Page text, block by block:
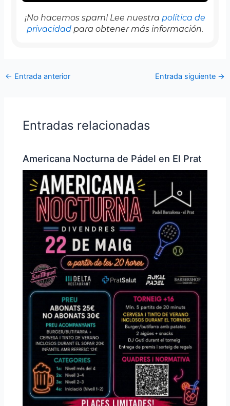
¡No hacemos spam! Lee nuestra política de
privacidad para obtener más información.
← Entrada anterior Entrada siguiente →
Entradas relacionadas
Americana Nocturna de Pádel en El Prat